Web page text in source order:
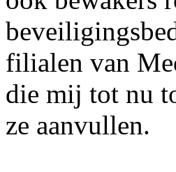
filialen van
die mij tot nu
ze aanvullen.